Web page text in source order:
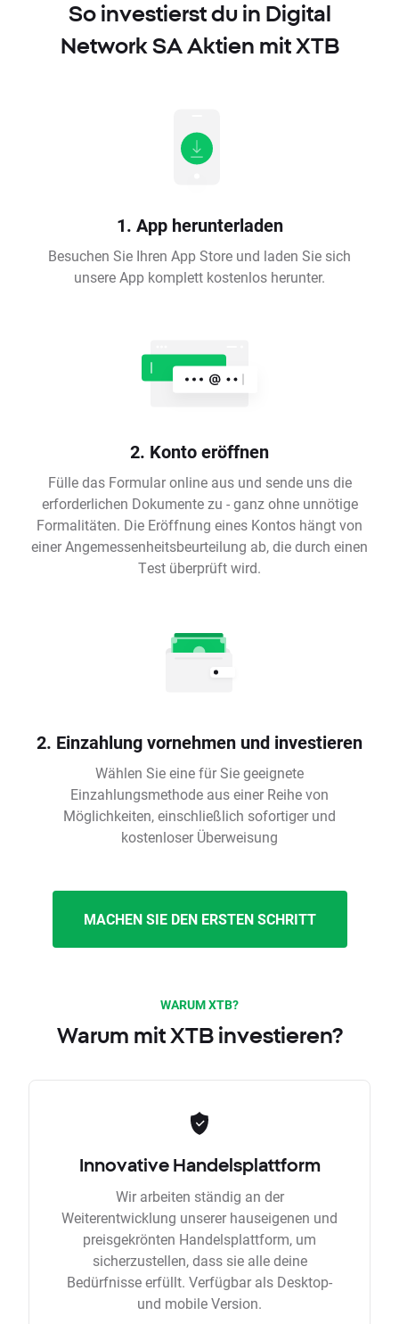
So investierst du in Digital
Network SA Aktien mit XTB
1. App herunterladen
Besuchen Sie Ihren App Store und laden Sie sich
unsere App komplett kostenlos herunter.
2. Konto eröffnen
Fülle das Formular online aus und sende uns die
erforderlichen Dokumente zu - ganz ohne unnötige
Formalitäten. Die Eröffnung eines Kontos hängt von
einer Angemessenheitsbeurteilung ab, die durch einen
Test überprüft wird.
2. Einzahlung vornehmen und investieren
Wählen Sie eine für Sie geeignete
Einzahlungsmethode aus einer Reihe von
Möglichkeiten, einschließlich sofortiger und
kostenloser Überweisung
MACHEN SIE DEN ERSTEN SCHRITT
WARUM XTB?
Warum mit XTB investieren?
Innovative Handelsplattform
Wir arbeiten ständig an der
Weiterentwicklung unserer hauseigenen und
preisgekrönten Handelsplattform, um
sicherzustellen, dass sie alle deine
Bedürfnisse erfüllt. Verfügbar als Desktop-
und mobile Version.